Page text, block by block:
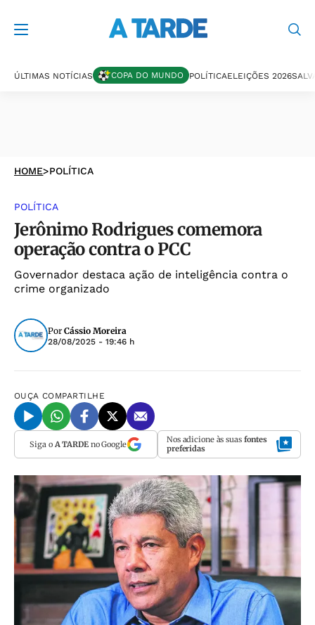
ÚLTIMAS NOTÍCIAS COPA DO MUNDO POLÍTICAELEIÇÕES 2026
HOME>POLÍTICA
POLÍTICA
Jerônimo Rodrigues comemora
operação contra o PCC
Governador destaca ação de inteligência contra o
crime organizado
Por Cássio Moreira
28/08/2025 - 19:46 h
OUÇA COMPARTILHE
Siga o A TARDEno Google Nos adicione às suas fontes
preferidas